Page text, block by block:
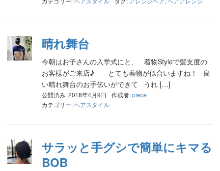
晴れ舞台
今朝はお子さんの入学式にと、 着物Styleで髪支度の
お客様がご来店♪ とても着物が似合いますね！ 良
い晴れ舞台のお手伝いができて うれ […]
公開済み: 2018年4月9日 作成者:piece
カテゴリー:ヘアスタイル
サラッと手グシで簡単にキマる
BOB